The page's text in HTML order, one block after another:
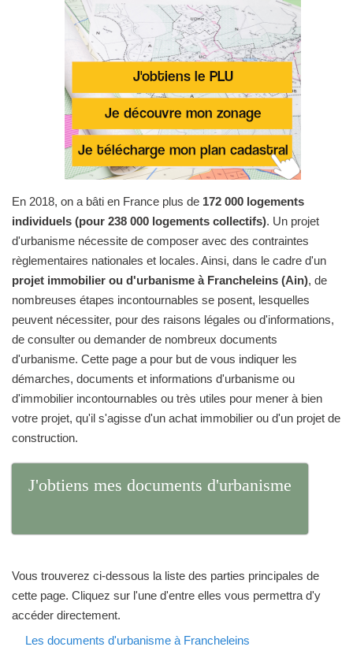
En 2018, on a bâti en France plus de 172 000 logements
individuels (pour 238 000 logements collectifs). Un projet
d'urbanisme nécessite de composer avec des contraintes
règlementaires nationales et locales. Ainsi, dans le cadre d'un
projet immobilier ou d'urbanisme à Francheleins (Ain), de
nombreuses étapes incontournables se posent, lesquelles
peuvent nécessiter, pour des raisons légales ou d'informations,
de consulter ou demander de nombreux documents
d'urbanisme. Cette page a pour but de vous indiquer les
démarches, documents et informations d'urbanisme ou
d'immobilier incontournables ou très utiles pour mener à bien
votre projet, qu'il s'agisse d'un achat immobilier ou d'un projet de
construction.
J'obtiens mes documents d'urbanisme
Vous trouverez ci-dessous la liste des parties principales de
cette page. Cliquez sur l'une d'entre elles vous permettra d'y
accéder directement.
Les documents d'urbanisme à Francheleins